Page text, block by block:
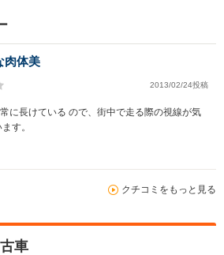
肉体美
2013/02/24投稿
に長けている ので、街中で走る際の視線が気
す。
クチコミをもっと見る
車